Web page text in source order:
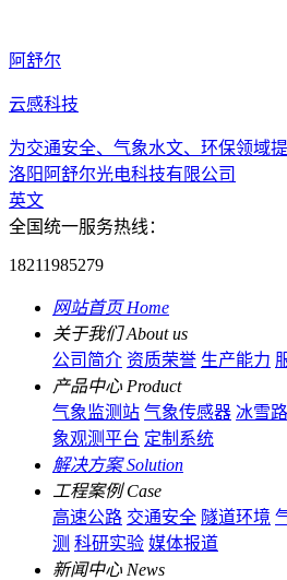
阿舒尔
云感科技
为交通安全、气象水文、环保领域
洛阳阿舒尔光电科技有限公司
英文
全国统一服务热线：
18211985279
网站首页 Home
关于我们 About us
公司简介 资质荣誉 生产能力
产品中心 Product
气象监测站 气象传感器 冰雪
象观测平台 定制系统
解决方案 Solution
工程案例 Case
高速公路 交通安全 隧道环境
测 科研实验 媒体报道
新闻中心 News